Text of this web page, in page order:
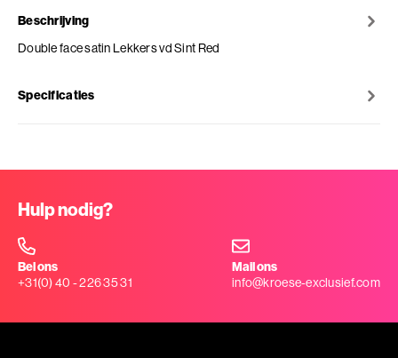
Beschrijving
Double face satin Lekkers vd Sint Red
Specificaties
Hulp nodig?
Bel ons
+31(0) 40 - 226 35 31
Mail ons
info@kroese-exclusief.com